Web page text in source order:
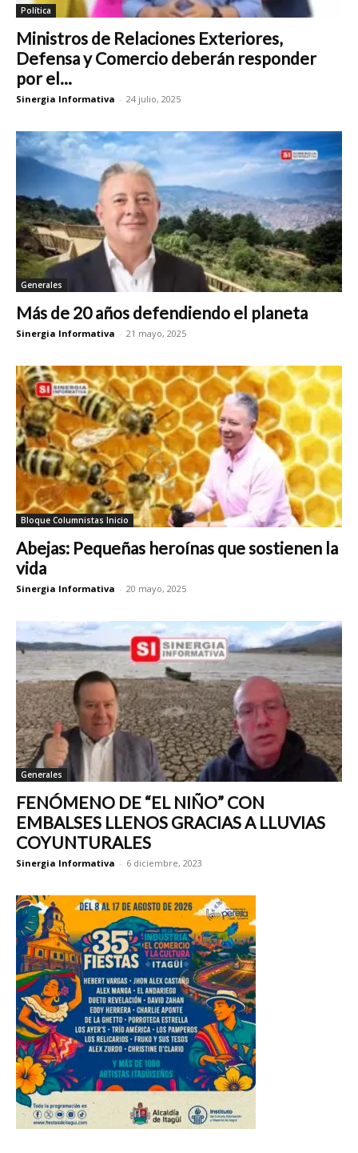
Política
Ministros de Relaciones Exteriores,
Defensa y Comercio deberán responder
por el...
Sinergia Informativa - 24 julio, 2025
Generales
Más de 20 años defendiendo el planeta
Sinergia Informativa - 21 mayo, 2025
Bloque Columnistas Inicio
Abejas: Pequeñas heroínas que sostienen la
vida
Sinergia Informativa - 20 mayo, 2025
Generales
FENÓMENO DE “EL NIÑO” CON
EMBALSES LLENOS GRACIAS A LLUVIAS
COYUNTURALES
Sinergia Informativa - 6 diciembre, 2023